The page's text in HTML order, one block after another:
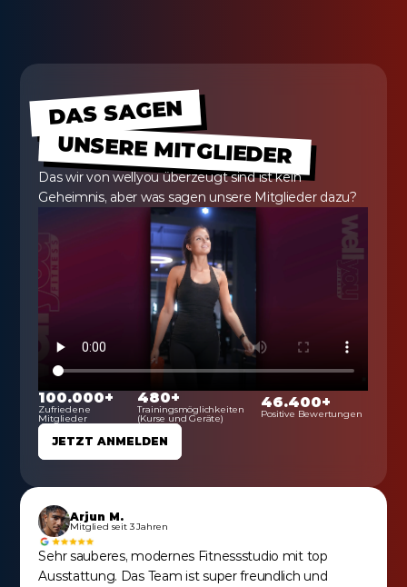
DAS SAGEN
UNSERE MITGLIEDER
Das wir von wellyou überzeugt sind ist kein
Geheimnis, aber was sagen unsere Mitglieder dazu?
100.000+
Zufriedene
Mitglieder
480+
Trainingsmöglichkeiten
(Kurse und Geräte)
46.400+
Positive Bewertungen
JETZT ANMELDEN
Arjun M.
Mitglied seit 3 Jahren
Sehr sauberes, modernes Fitnessstudio mit top
Ausstattung. Das Team ist super freundlich und